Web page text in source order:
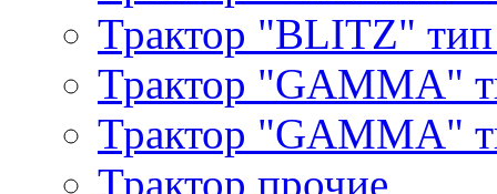
Трактор "BLITZ"
Трактор "GAMMA"
Трактор "GAMMA"
Трактор прочие